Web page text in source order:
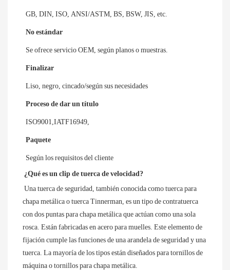
GB, DIN, ISO, ANSI/ASTM, BS, BSW, JIS, etc.
No estándar
Se ofrece servicio OEM, según planos o muestras.
Finalizar
Liso, negro, cincado/según sus necesidades
Proceso de dar un título
ISO9001,IATF16949,
Paquete
Según los requisitos del cliente
¿Qué es un clip de tuerca de velocidad?
Una tuerca de seguridad, también conocida como tuerca para
chapa metálica o tuerca Tinnerman, es un tipo de contratuerca
con dos puntas para chapa metálica que actúan como una sola
rosca. Están fabricadas en acero para muelles. Este elemento de
fijación cumple las funciones de una arandela de seguridad y una
tuerca. La mayoría de los tipos están diseñados para tornillos de
máquina o tornillos para chapa metálica.